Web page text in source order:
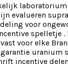
evalueren
voor
spelletje .
voor elke
uranium
incentive